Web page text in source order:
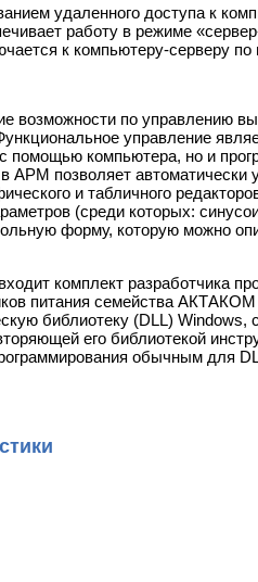
удаленного доступа к
работу в режиме
к компьютеру-серверу
возможности по управлению
управление
компьютера, но и
АРМ позволяет
и табличного
(среди которых:
форму, которую можно
комплект разработчика
питания семейства
библиотеку (DLL) Windows,
его библиотекой
обычным для